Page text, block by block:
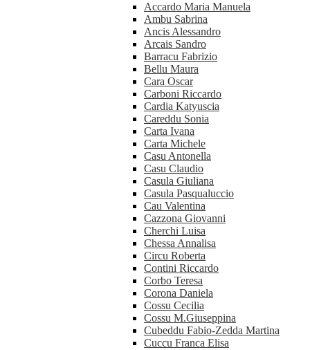
Accardo Maria Manuela
Ambu Sabrina
Ancis Alessandro
Arcais Sandro
Barracu Fabrizio
Bellu Maura
Cara Oscar
Carboni Riccardo
Cardia Katyuscia
Careddu Sonia
Carta Ivana
Carta Michele
Casu Antonella
Casu Claudio
Casula Giuliana
Casula Pasqualuccio
Cau Valentina
Cazzona Giovanni
Cherchi Luisa
Chessa Annalisa
Circu Roberta
Contini Riccardo
Corbo Teresa
Corona Daniela
Cossu Cecilia
Cossu M.Giuseppina
Cubeddu Fabio-Zedda Martina
Cuccu Franca Elisa